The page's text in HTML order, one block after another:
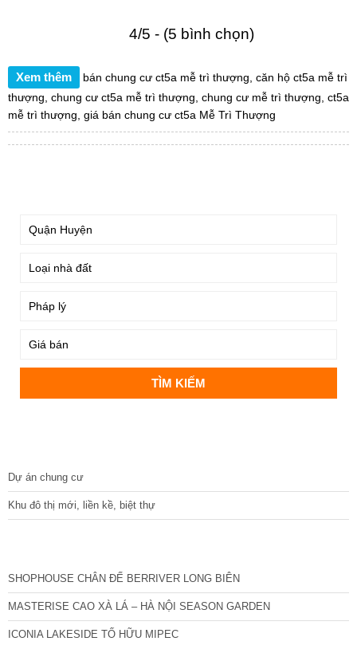
4/5 - (5 bình chọn)
Xem thêm bán chung cư ct5a mễ trì thượng căn hộ ct5a mễ trì
thượng chung cư ct5a mễ trì thượng chung cư mễ trì thượng ct5a
mễ trì thượng giá bán chung cư ct5a Mễ Trì Thượng
Dự án chung cư
Khu đô thị mới, liền kề, biệt thự
SHOPHOUSE CHÂN ĐẾ BERRIVER LONG BIÊN
MASTERISE CAO XÀ LÁ – HÀ NỘI SEASON GARDEN
ICONIA LAKESIDE TỐ HỮU MIPEC